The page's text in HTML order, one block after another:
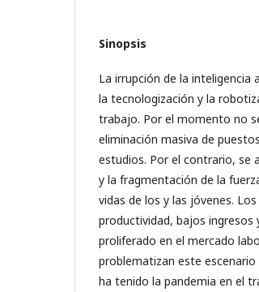
Sinopsis
La irrupción de la inteligencia
la tecnologización y la
trabajo. Por el momento no
eliminación masiva de
estudios. Por el contrario, se
y la fragmentación de la
vidas de los y las jóvenes.
productividad, bajos ingresos
proliferado en el mercado
problematizan este
ha tenido la pandemia en el